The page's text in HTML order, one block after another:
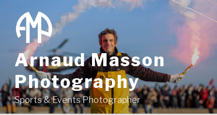
contenu
principal
Arnaud Masson
Photography
Sports & Events Photographer